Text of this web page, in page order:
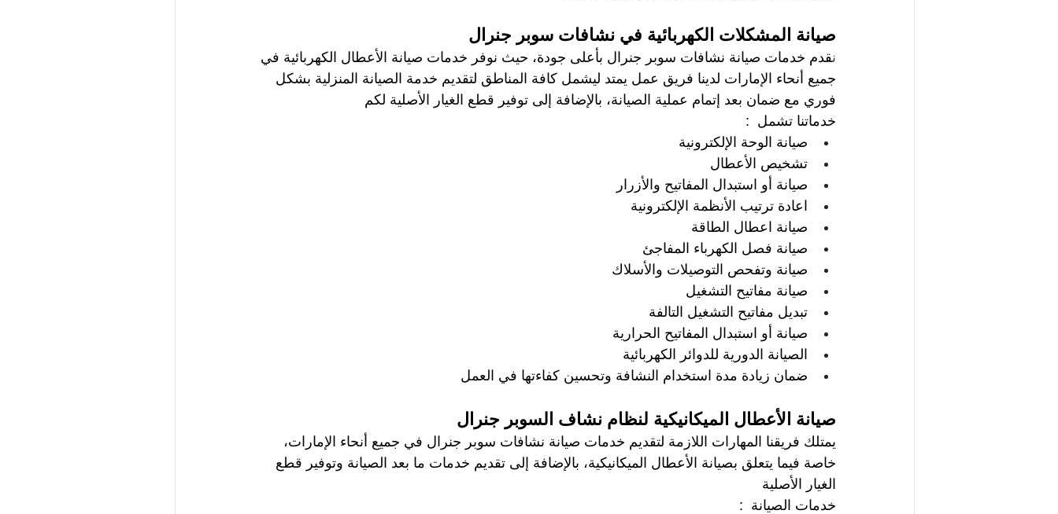
صيانة المشكلات الكهربائية في نشافات سوبر جنرال
نقدم خدمات صيانة نشافات سوبر جنرال بأعلى جودة، حيث نوفر خدمات صيانة الأعطال الكهربائية في
جميع أنحاء الإمارات لدينا فريق عمل يمتد ليشمل كافة المناطق لتقديم خدمة الصيانة المنزلية بشكل
فوري مع ضمان بعد إتمام عملية الصيانة، بالإضافة إلى توفير قطع الغيار الأصلية لكم
خدماتنا تشمل  :
صيانة الوحة الإلكترونية
تشخيص الأعطال
صيانة أو استبدال المفاتيح والأزرار
اعادة ترتيب الأنظمة الإلكترونية
صيانة اعطال الطاقة
صيانة فصل الكهرباء المفاجئ
صيانة وتفحص التوصيلات والأسلاك
صيانة مفاتيح التشغيل
تبديل مفاتيح التشغيل التالفة
صيانة أو استبدال المفاتيح الحرارية
الصيانة الدورية للدوائر الكهربائية
ضمان زيادة مدة استخدام النشافة وتحسين كفاءتها في العمل
صيانة الأعطال الميكانيكية لنظام نشاف السوبر جنرال
يمتلك فريقنا المهارات اللازمة لتقديم خدمات صيانة نشافات سوبر جنرال في جميع أنحاء الإمارات،
خاصة فيما يتعلق بصيانة الأعطال الميكانيكية، بالإضافة إلى تقديم خدمات ما بعد الصيانة وتوفير قطع
الغيار الأصلية
خدمات الصيانة  :